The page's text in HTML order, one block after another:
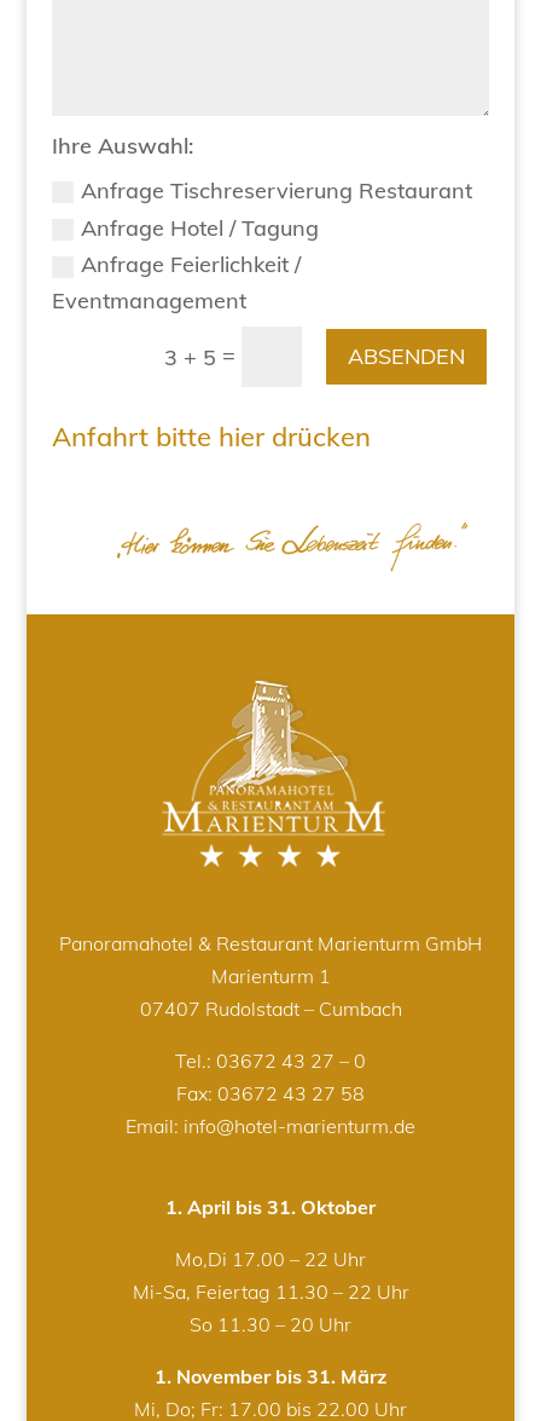
Ihre Auswahl:
Anfrage Tischreservierung Restaurant
Anfrage Hotel / Tagung
Anfrage Feierlichkeit /
Eventmanagement
3 + 5 = ABSENDEN
Anfahrt bitte hier drücken
Panoramahotel & Restaurant Marienturm GmbH
Marienturm 1
07407 Rudolstadt – Cumbach
Tel.: 03672 43 27 – 0
Fax: 03672 43 27 58
Email: info@hotel-marienturm.de
1. April bis 31. Oktober
Mo,Di 17.00 – 22 Uhr
Mi-Sa, Feiertag 11.30 – 22 Uhr
So 11.30 – 20 Uhr
1. November bis 31. März
Mi, Do; Fr: 17.00 bis 22.00 Uhr